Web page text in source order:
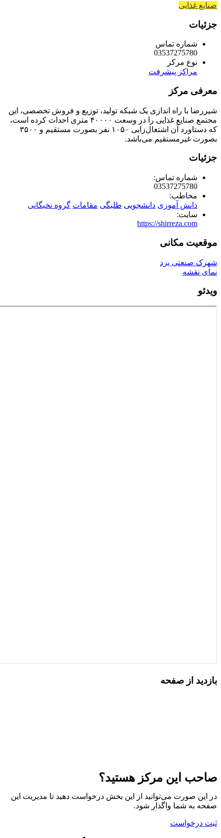
صنایع غذایی
جزئیات
شماره تماس
03537275780
نوع مرکز
مراکز پیشرفت
معرفی مرکز
شیررضا با راه اندازی یک شبکه تولید، توزیع و فروش تخصصی، این
مجتمع صنایع غذایی را در وسعت ۴۰۰۰۰ متری احداث کرده است،
که دستاورد آن اشتغال‌زایی ۱۰۵۰ نفر بصورت مستقیم و ۳۵۰۰
بصورت غیرمستقیم می‌باشد.
جزئیات
شماره تماس:
03537275780
مخاطب:
دانش آموزی دانشجویی طلبگی مقامات گروه نخبگانی
سایت:
https://shirreza.com
موقعیت مکانی
شهرک صنعتی یزد
نمای نقشه
ویدئو
بازدید از صفحه
صاحب این مرکز هستید؟
در این صورت می‌توانید از این بخش درخواست دهید تا مدیریت این
صفحه به شما واگذار شود.
ثبت درخواست